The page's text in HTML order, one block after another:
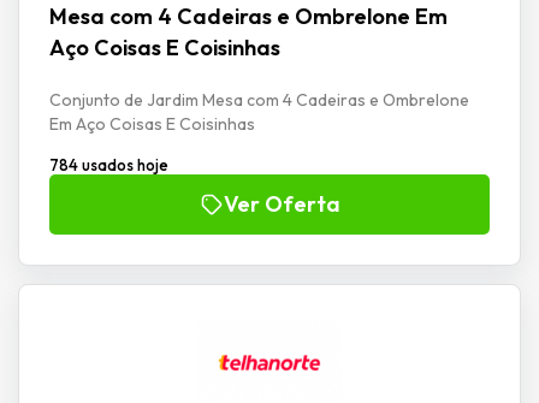
Mesa com 4 Cadeiras e Ombrelone Em
Aço Coisas E Coisinhas
Conjunto de Jardim Mesa com 4 Cadeiras e Ombrelone
Em Aço Coisas E Coisinhas
784 usados hoje
Ver Oferta